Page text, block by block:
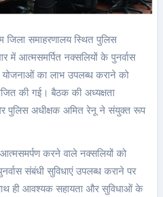
में आत्मसमर्पित नक्सलियों के पुनर्वास
योजनाओं का लाभ उपलब्ध कराने को
की गई। बैठक की अध्यक्षता
पुलिस अधीक्षक अमित रेनू ने संयुक्त रूप
करने वाले नक्सलियों को
संबंधी सुविधाएं उपलब्ध कराने पर
ही आवश्यक सहायता और सुविधाओं के